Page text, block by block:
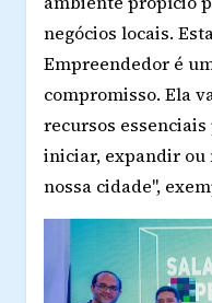
negócios locais.
Empreendedor é
compromisso. Ela
recursos
iniciar, expandir ou
nossa cidade",